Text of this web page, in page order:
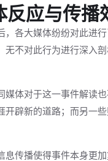
反应与传播
，各大媒体纷纷对此进
无不对此行为进行深入
媒体对于这一事件解读
开辟新的道路；而另一
息传播使得事件本身更